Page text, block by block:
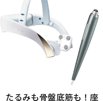
たるみも骨盤底筋も！座